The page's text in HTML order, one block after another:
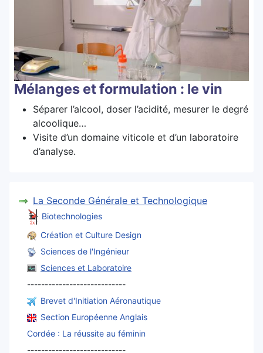
Mélanges et formulation : le vin
Séparer l’alcool, doser l’acidité, mesurer le degré
alcoolique…
Visite d’un domaine viticole et d’un laboratoire
d’analyse.
La Seconde Générale et Technologique
Biotechnologies
Création et Culture Design
Sciences de l'Ingénieur
Sciences et Laboratoire
----------------------------
Brevet d'Initiation Aéronautique
Section Européenne Anglais
Cordée : La réussite au féminin
----------------------------